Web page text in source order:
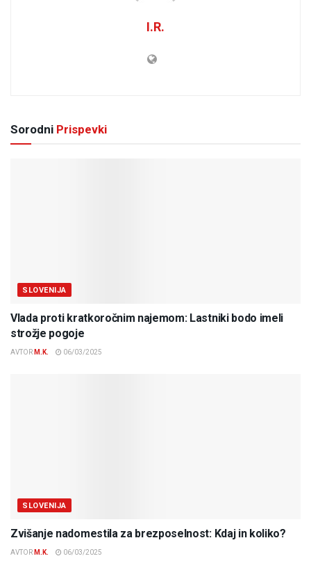
I.R.
Sorodni Prispevki
SLOVENIJA
Vlada proti kratkoročnim najemom: Lastniki bodo imeli
strožje pogoje
AVTOR M.K. 06/03/2025
SLOVENIJA
Zvišanje nadomestila za brezposelnost: Kdaj in koliko?
AVTOR M.K. 06/03/2025